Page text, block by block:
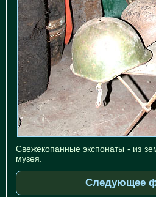
Свежекопанные экспонаты - из
музея.
Следующее